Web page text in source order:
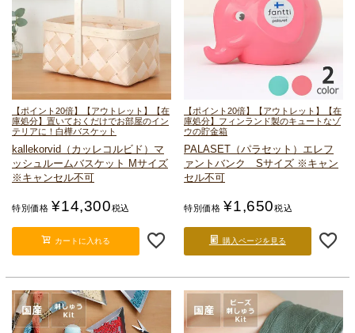
【ポイント20倍】【アウトレット】【在
庫処分】置いておくだけでお部屋のイン
テリアに！白樺バスケット
kallekorvid（カッレコルビド） マ
ッシュルームバスケット Mサイズ
※キャンセル不可
特別価格 ¥14,300税込
カートに入れる
【ポイント20倍】【アウトレット】【在
庫処分】フィンランド製のキュートなゾ
ウの貯金箱
PALASET（パラセット） エレフ
ァントバンク Sサイズ ※キャン
セル不可
特別価格 ¥1,650税込
購入ページを見る